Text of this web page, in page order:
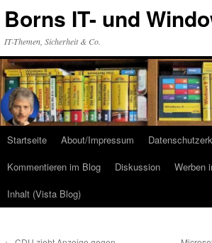
Inhalt
Borns IT- und
IT-Themen, Sicherheit & Co.
Startseite About/Impressum
Kommentieren im Blog
Diskussion Werben
Inhalt (Vista Blog)